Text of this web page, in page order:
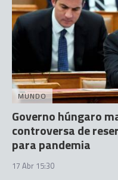
MUNDO
Governo húngaro
controversa de
para pandemia
17 Abr 15:30